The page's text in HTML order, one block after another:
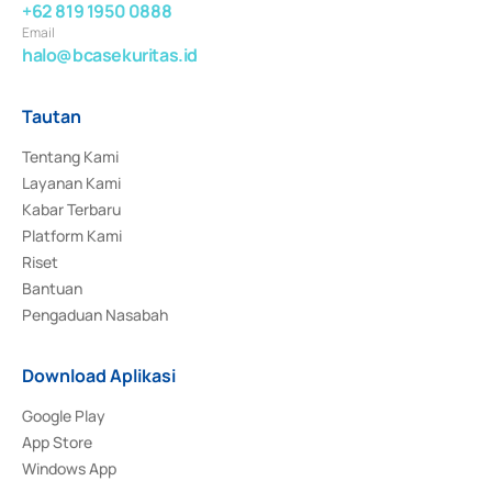
+62 819 1950 0888
Email
halo@bcasekuritas.id
Tautan
Tentang Kami
Layanan Kami
Kabar Terbaru
Platform Kami
Riset
Bantuan
Pengaduan Nasabah
Download Aplikasi
Google Play
App Store
Windows App